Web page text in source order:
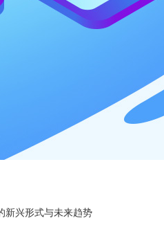
新兴形式与未来趋势